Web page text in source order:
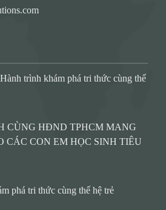
trình khám phá tri thức cùng thế
CÙNG HĐND TPHCM MANG
CÁC CON EM HỌC SINH TIÊU
phá tri thức cùng thế hệ trẻ